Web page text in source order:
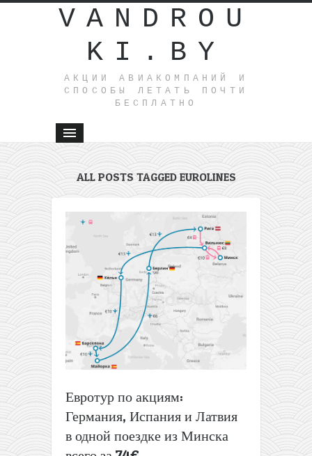
VANDROU
KI.BY
АКЦИИ АВИАКОМПАНИЙ И
СПОСОБЫ ЛЕТАТЬ ПОЧТИ
БЕСПЛАТНО
ALL POSTS TAGGED EUROLINES
Евротур по акциям:
Германия, Испания и Латвия
в одной поездке из Минска